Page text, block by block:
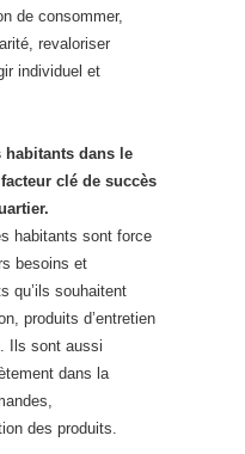
de consommer,
revaloriser
individuel et
habitants dans le
clé de succès
habitants sont force
besoins et
qu’ils souhaitent
produits d’entretien
Ils sont aussi
dans la
des produits.